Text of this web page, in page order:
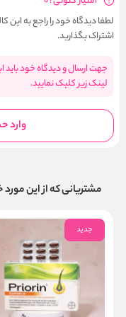
لطفا دیدگاه خود را راجع به این
اشتراک بگذارید.
جهت ارسال و دیدگاه خود
لینک زیر کلیک نمایید.
وارد
مشتریانی که از این مورد
جدید